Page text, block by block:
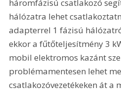
háromfázisú csatlakozó
hálózatra lehet
adapterrel 1 fázisú
ekkor a fűtőteljesítmény 3
mobil elektromos kazánt
problémamentesen lehet
csatlakozóvezetékeken át a